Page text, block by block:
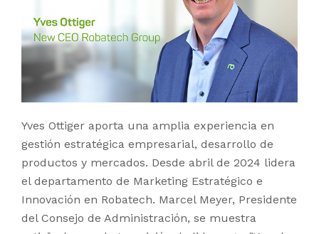
Yves Ottiger aporta una amplia experiencia en
gestión estratégica empresarial, desarrollo de
productos y mercados. Desde abril de 2024 lidera
el departamento de Marketing Estratégico e
Innovación en Robatech. Marcel Meyer, Presidente
del Consejo de Administración, se muestra